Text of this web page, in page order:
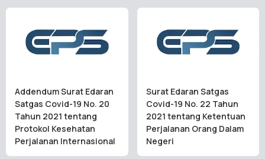
Addendum Surat Edaran
Satgas Covid-19 No. 20
Tahun 2021 tentang
Protokol Kesehatan
Perjalanan Internasional
Surat Edaran Satgas
Covid-19 No. 22 Tahun
2021 tentang Ketentuan
Perjalanan Orang Dalam
Negeri